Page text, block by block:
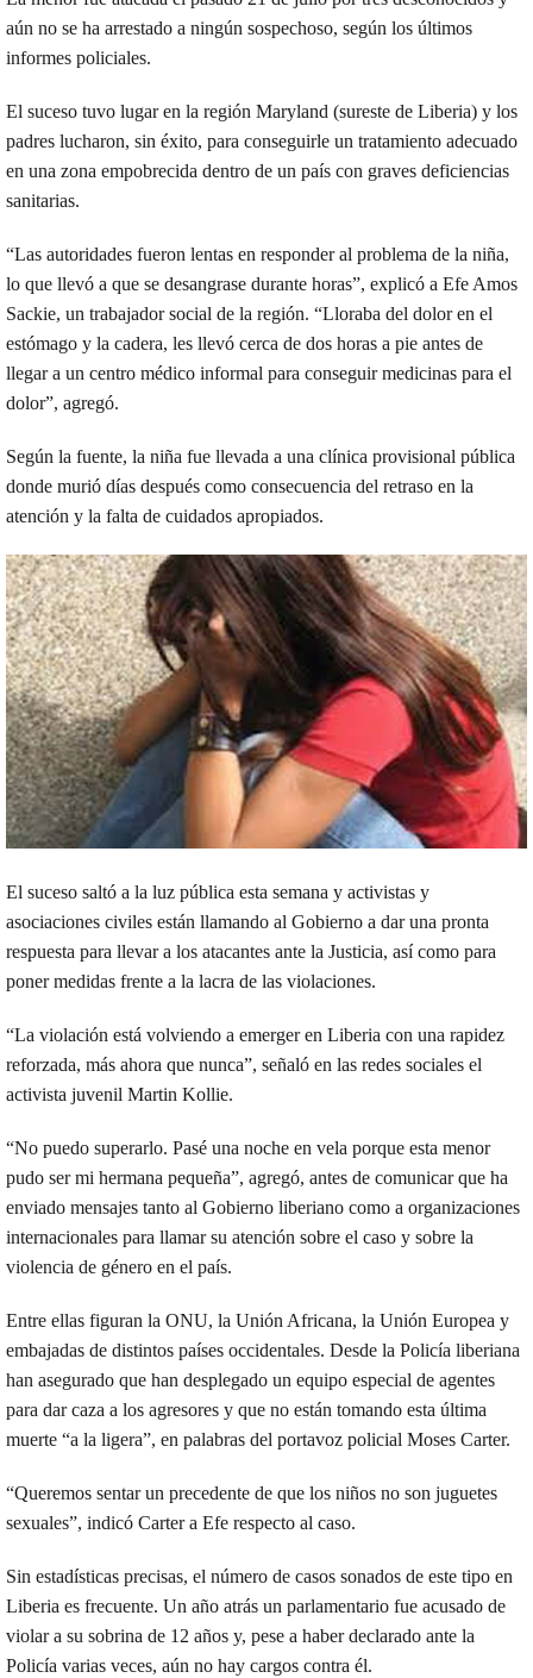
aún no se ha arrestado a ningún sospechoso, según los últimos
informes policiales.
El suceso tuvo lugar en la región Maryland (sureste de Liberia) y los
padres lucharon, sin éxito, para conseguirle un tratamiento adecuado
en una zona empobrecida dentro de un país con graves deficiencias
sanitarias.
“Las autoridades fueron lentas en responder al problema de la niña,
lo que llevó a que se desangrase durante horas”, explicó a Efe Amos
Sackie, un trabajador social de la región. “Lloraba del dolor en el
estómago y la cadera, les llevó cerca de dos horas a pie antes de
llegar a un centro médico informal para conseguir medicinas para el
dolor”, agregó.
Según la fuente, la niña fue llevada a una clínica provisional pública
donde murió días después como consecuencia del retraso en la
atención y la falta de cuidados apropiados.
El suceso saltó a la luz pública esta semana y activistas y
asociaciones civiles están llamando al Gobierno a dar una pronta
respuesta para llevar a los atacantes ante la Justicia, así como para
poner medidas frente a la lacra de las violaciones.
“La violación está volviendo a emerger en Liberia con una rapidez
reforzada, más ahora que nunca”, señaló en las redes sociales el
activista juvenil Martin Kollie.
“No puedo superarlo. Pasé una noche en vela porque esta menor
pudo ser mi hermana pequeña”, agregó, antes de comunicar que ha
enviado mensajes tanto al Gobierno liberiano como a organizaciones
internacionales para llamar su atención sobre el caso y sobre la
violencia de género en el país.
Entre ellas figuran la ONU, la Unión Africana, la Unión Europea y
embajadas de distintos países occidentales. Desde la Policía liberiana
han asegurado que han desplegado un equipo especial de agentes
para dar caza a los agresores y que no están tomando esta última
muerte “a la ligera”, en palabras del portavoz policial Moses Carter.
“Queremos sentar un precedente de que los niños no son juguetes
sexuales”, indicó Carter a Efe respecto al caso.
Sin estadísticas precisas, el número de casos sonados de este tipo en
Liberia es frecuente. Un año atrás un parlamentario fue acusado de
violar a su sobrina de 12 años y, pese a haber declarado ante la
Policía varias veces, aún no hay cargos contra él.